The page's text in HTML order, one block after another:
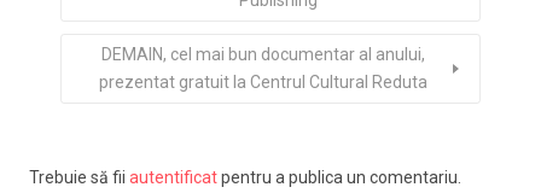
DEMAIN, cel mai bun documentar al anului,
prezentat gratuit la Centrul Cultural Reduta
Trebuie să fii autentificatpentru a publica un comentariu.